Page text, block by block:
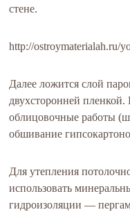
стене.
http://ostroymaterialah.ru/
Далее ложится слой
двухсторонней
облицовочные работы
обшивание
Для утепления
использовать
гидроизоляции —